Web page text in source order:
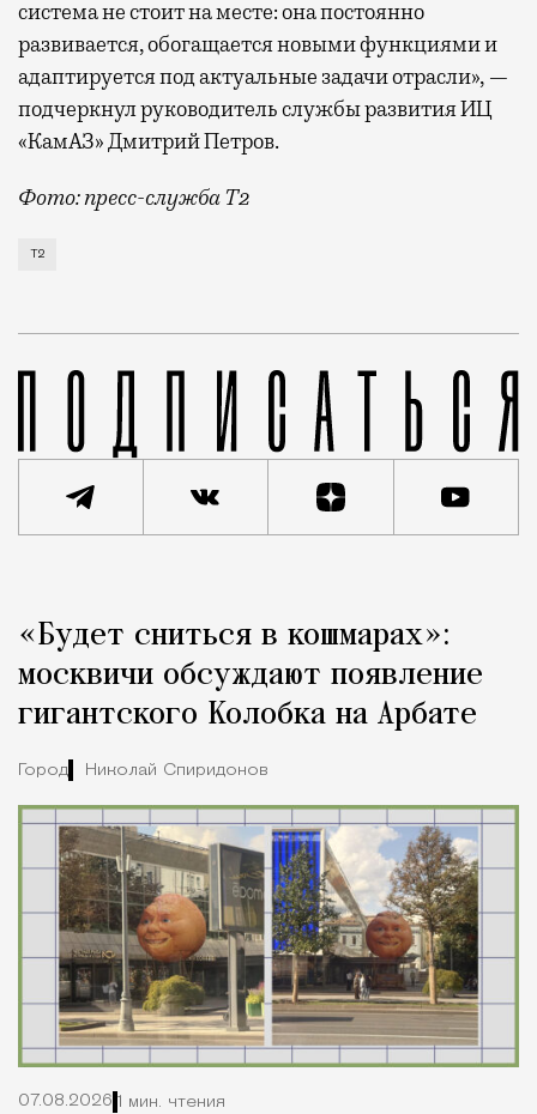
система не стоит на месте: она постоянно
развивается, обогащается новыми функциями и
адаптируется под актуальные задачи отрасли», —
подчеркнул руководитель службы развития ИЦ
«КамАЗ» Дмитрий Петров.
Фото: пресс-служба Т2
Т2 развивает решения для автомобильной
Т2
Город
«Будет сниться в кошмарах»:
москвичи обсуждают появление
гигантского Колобка на Арбате
Город Николай Спиридонов
07.08.2026 1 мин. чтения